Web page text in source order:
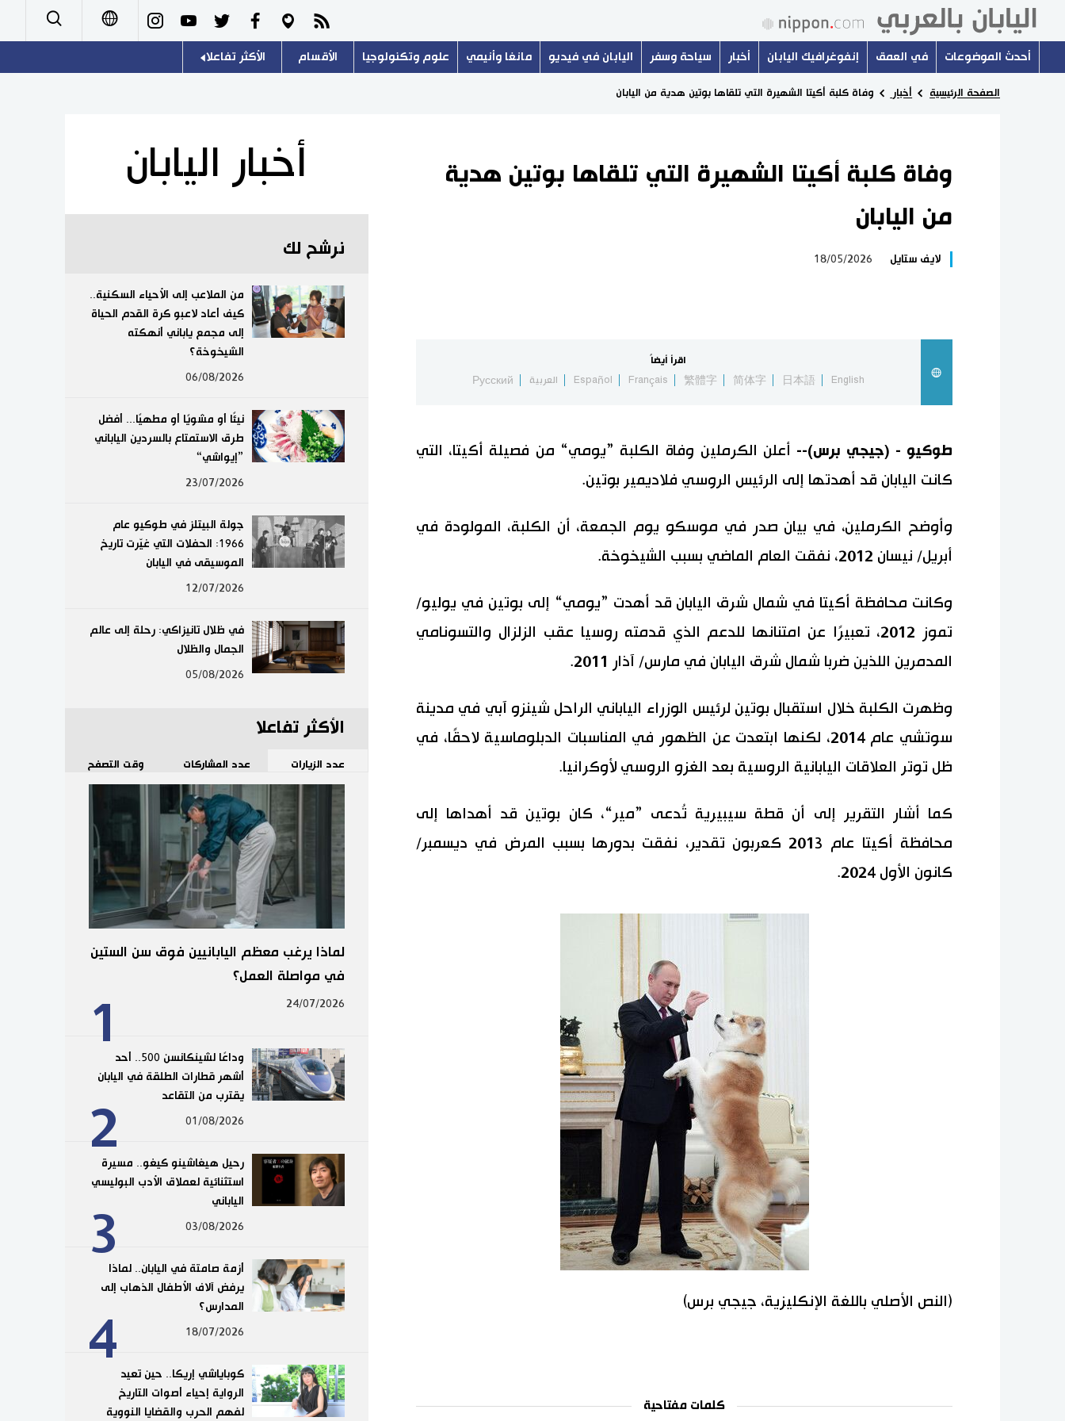
Русский
أحدث الموضوعات في العمق إنفوغرافيك اليابان أخبار سياحة وسفر اليابان في فيديو مانغا وأنيمي علوم وتكنولوجيا الأقسام
تجارب وآراء
سياسة
اقتصاد
مجتمع
ثقافة
طوكيو
إعلان
الأكثر تفاعلا
هو وهي
المطبخ الياباني
الصفحة الرئيسية أخبار وفاة كلبة أكيتا الشهيرة التي تلقاها بوتين هدية من اليابان
وفاة كلبة أكيتا الشهيرة التي تلقاها بوتين هدية
من اليابان
لايف ستايل 18/05/2026
اقرأ أيضاً
English
日本語
简体字
繁體字
Français
Español العربية Русский
طوكيو - (جيجي برس)-- أعلن الكرملين وفاة الكلبة ”يومي“ من فصيلة أكيتا، التي
كانت اليابان قد أهدتها إلى الرئيس الروسي فلاديمير بوتين.
وأوضح الكرملين، في بيان صدر في موسكو يوم الجمعة، أن الكلبة، المولودة في
أبريل/ نيسان 2012، نفقت العام الماضي بسبب الشيخوخة.
وكانت محافظة أكيتا في شمال شرق اليابان قد أهدت ”يومي“ إلى بوتين في يوليو/
تموز 2012، تعبيرًا عن امتنانها للدعم الذي قدمته روسيا عقب الزلزال والتسونامي
المدمرين اللذين ضربا شمال شرق اليابان في مارس/ آذار 2011.
وظهرت الكلبة خلال استقبال بوتين لرئيس الوزراء الياباني الراحل شينزو آبي في مدينة
سوتشي عام 2014، لكنها ابتعدت عن الظهور في المناسبات الدبلوماسية لاحقًا، في
ظل توتر العلاقات اليابانية الروسية بعد الغزو الروسي لأوكرانيا.
كما أشار التقرير إلى أن قطة سيبيرية تُدعى ”مير“، كان بوتين قد أهداها إلى
محافظة أكيتا عام 2013 كعربون تقدير، نفقت بدورها بسبب المرض في ديسمبر/
كانون الأول 2024.
(النص الأصلي باللغة الإنكليزية، جيجي برس)
كلمات مفتاحية
أخبار اليابان
نرشح لك
من الملاعب إلى الأحياء السكنية..
كيف أعاد لاعبو كرة القدم الحياة
إلى مجمع ياباني أنهكته
الشيخوخة؟
06/08/2026
نيئًا أو مشويًا أو مطهيًا... أفضل
طرق الاستمتاع بالسردين الياباني
”إيواشي“
23/07/2026
جولة البيتلز في طوكيو عام
1966: الحفلات التي غيّرت تاريخ
الموسيقى في اليابان
12/07/2026
في ظلال تانيزاكي: رحلة إلى عالم
الجمال والظلال
05/08/2026
الأكثر تفاعلا
عدد الزيارات عدد المشاركات وقت التصفح
1
لماذا يرغب معظم اليابانيين فوق سن الستين
في مواصلة العمل؟
24/07/2026
2
وداعًا لشينكانسن 500.. أحد
أشهر قطارات الطلقة في اليابان
يقترب من التقاعد
01/08/2026
3
رحيل هيغاشينو كيغو.. مسيرة
استثنائية لعملاق الأدب البوليسي
الياباني
03/08/2026
4
أزمة صامتة في اليابان.. لماذا
يرفض آلاف الأطفال الذهاب إلى
المدارس؟
18/07/2026
كوباياشي إريكا.. حين تعيد
الرواية إحياء أصوات التاريخ
لفهم الحرب والقضايا النووية